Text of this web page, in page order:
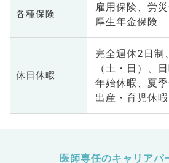
各種保険
雇用保険、労
厚生年金保険
休日休暇
完全週休2日制
（土・日）、
年始休暇、夏季
出産・育児休暇
医師専任のキャリアパ